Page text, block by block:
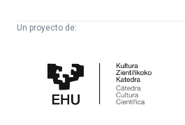
Un proyecto de:
Cultura
Científica